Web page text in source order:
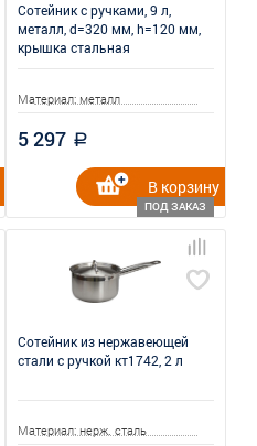
Сотейник с ручками, 9 л,
металл, d=320 мм, h=120 мм,
крышка стальная
Материал: металл
5 297 a
ПОД ЗАКАЗ
В корзину
Сотейник из нержавеющей
стали с ручкой кт1742, 2 л
Материал: нерж. сталь